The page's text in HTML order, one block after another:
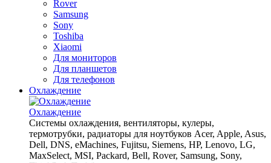
Rover
Samsung
Sony
Toshiba
Xiaomi
Для мониторов
Для планшетов
Для телефонов
Охлаждение
Охлаждение
Системы охлаждения, вентиляторы, кулеры,
термотрубки, радиаторы для ноутбуков Acer, Apple, Asus,
Dell, DNS, eMachines, Fujitsu, Siemens, HP, Lenovo, LG,
MaxSelect, MSI, Packard, Bell, Rover, Samsung, Sony,